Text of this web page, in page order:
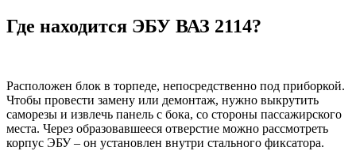
Где находится ЭБУ ВАЗ 2114?
Расположен блок в торпеде, непосредственно под приборкой.
Чтобы провести замену или демонтаж, нужно выкрутить
саморезы и извлечь панель с бока, со стороны пассажирского
места. Через образовавшееся отверстие можно рассмотреть
корпус ЭБУ – он установлен внутри стального фиксатора.